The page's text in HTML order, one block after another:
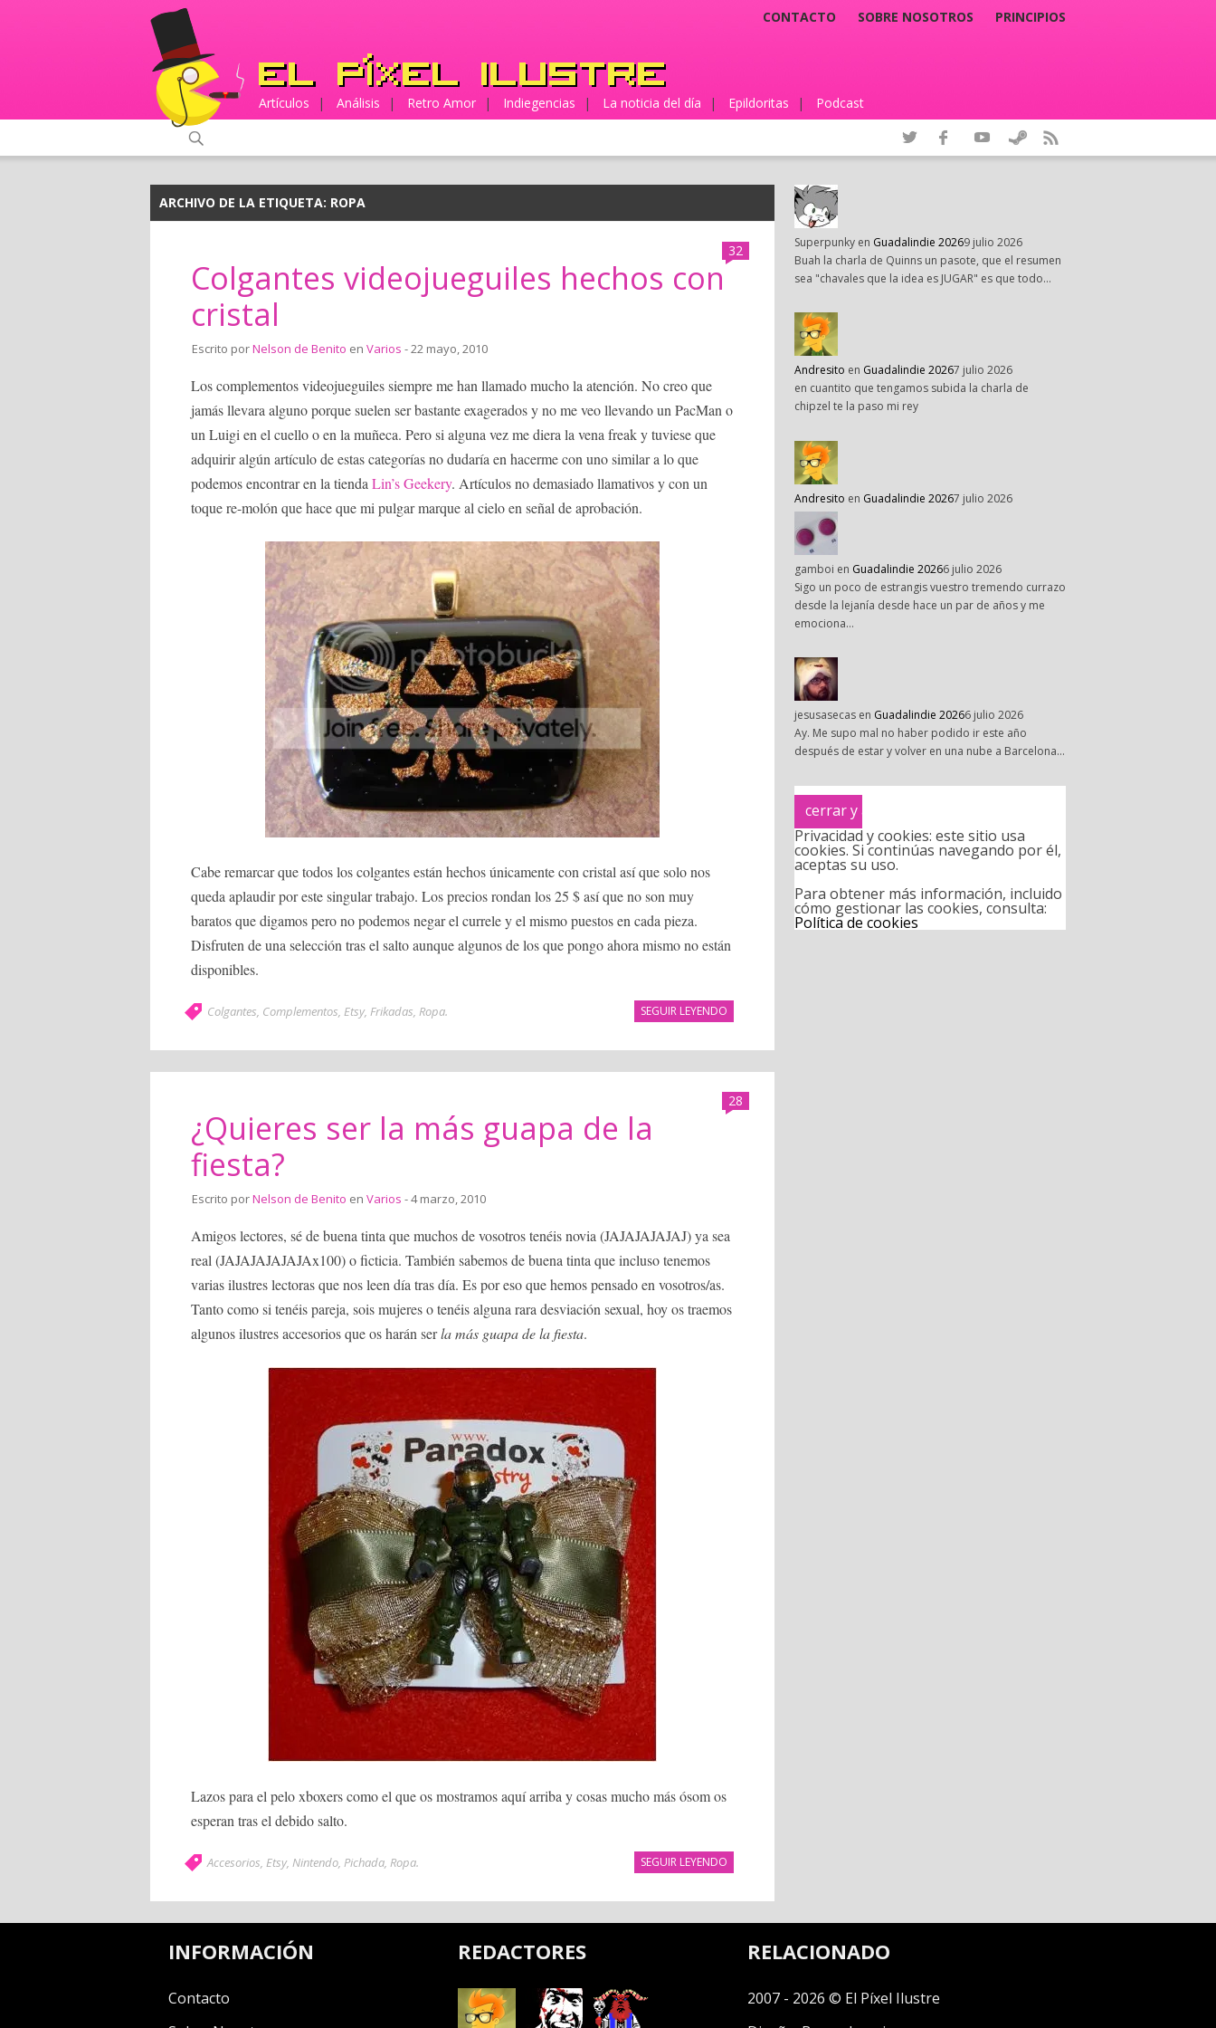
CONTACTO SOBRE NOSOTROS PRINCIPIOS
Artículos | Análisis | Retro Amor | Indiegencias | La noticia del día | Epildoritas | Podcast
ARCHIVO DE LA ETIQUETA: ROPA
32
Colgantes videojueguiles hechos con
cristal
Escrito porNelson de Benito en Varios - 22 mayo, 2010
Los complementos videojueguiles siempre me han llamado mucho la atención. No creo que
jamás llevara alguno porque suelen ser bastante exagerados y no me veo llevando un PacMan o
un Luigi en el cuello o en la muñeca. Pero si alguna vez me diera la vena freak y tuviese que
adquirir algún artículo de estas categorías no dudaría en hacerme con uno similar a lo que
podemos encontrar en la tienda Lin’s Geekery. Artículos no demasiado llamativos y con un
toque re-molón que hace que mi pulgar marque al cielo en señal de aprobación.
Cabe remarcar que todos los colgantes están hechos únicamente con cristal así que solo nos
queda aplaudir por este singular trabajo. Los precios rondan los 25 $ así que no son muy
baratos que digamos pero no podemos negar el currele y el mismo puestos en cada pieza.
Disfruten de una selección tras el salto aunque algunos de los que pongo ahora mismo no están
disponibles.
SEGUIR LEYENDO
Colgantes, Complementos, Etsy, Frikadas, Ropa.
28
¿Quieres ser la más guapa de la
fiesta?
Escrito porNelson de Benito en Varios - 4 marzo, 2010
Amigos lectores, sé de buena tinta que muchos de vosotros tenéis novia (JAJAJAJAJAJ) ya sea
real (JAJAJAJAJAJAx100) o ficticia. También sabemos de buena tinta que incluso tenemos
varias ilustres lectoras que nos leen día tras día. Es por eso que hemos pensado en vosotros/as.
Tanto como si tenéis pareja, sois mujeres o tenéis alguna rara desviación sexual, hoy os traemos
algunos ilustres accesorios que os harán serla más guapa de la fiesta.
Lazos para el pelo xboxers como el que os mostramos aquí arriba y cosas mucho más ósom os
esperan tras el debido salto.
SEGUIR LEYENDO
Accesorios, Etsy, Nintendo, Pichada, Ropa.
Superpunky en Guadalindie 20269 julio 2026
Buah la charla de Quinns un pasote, que el resumen
sea "chavales que la idea es JUGAR" es que todo…
Andresito en Guadalindie 20267 julio 2026
en cuantito que tengamos subida la charla de
chipzel te la paso mi rey
Andresito en Guadalindie 20267 julio 2026
gamboi en Guadalindie 20266 julio 2026
Sigo un poco de estrangis vuestro tremendo currazo
desde la lejanía desde hace un par de años y me
emociona…
jesusasecas en Guadalindie 20266 julio 2026
Ay. Me supo mal no haber podido ir este año
después de estar y volver en una nube a Barcelona…
Privacidad y cookies: este sitio usa
cookies. Si continúas navegando por él,
aceptas su uso.
Para obtener más información, incluido
cómo gestionar las cookies, consulta:
Política de cookies
INFORMACIÓN
Contacto
REDACTORES RELACIONADO
2007 - 2026 © El Píxel Ilustre